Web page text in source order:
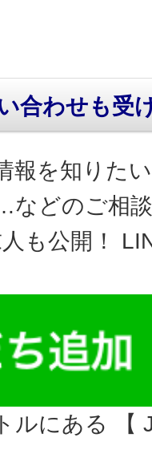
合わせも受
報を知りた
などのご相
も公開！
ルにある 【